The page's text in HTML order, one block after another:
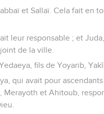
et Sallaï. Cela fait en
leur responsable ; et
de la ville.
fils de Yoyarib,
qui avait pour ascendants
Merayoth et Ahitoub,